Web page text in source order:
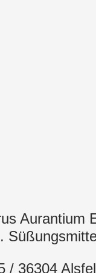
Aurantium
/ 36304